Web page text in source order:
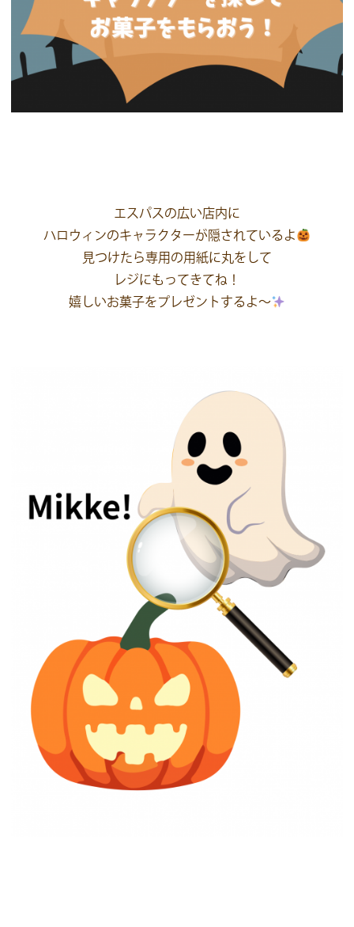
エスパスの広い店内に
ハロウィンのキャラクターが隠されているよ
見つけたら専用の用紙に丸をして
レジにもってきてね！
嬉しいお菓子をプレゼントするよ～